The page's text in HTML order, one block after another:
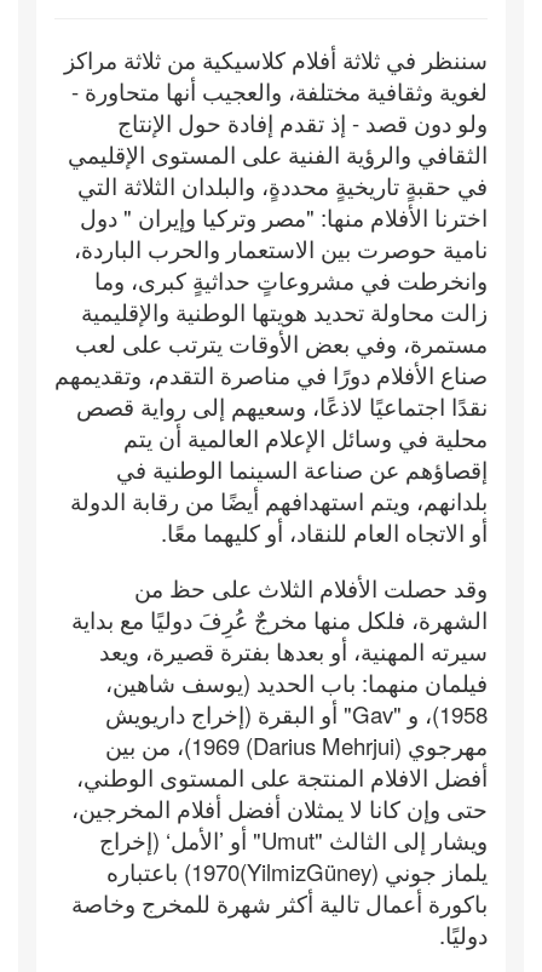
سننظر في ثلاثة أفلام كلاسيكية من ثلاثة مراكز
لغوية وثقافية مختلفة، والعجيب أنها متحاورة -
ولو دون قصد - إذ تقدم إفادة حول الإنتاج
الثقافي والرؤية الفنية على المستوى الإقليمي
في حقبةٍ تاريخيةٍ محددةٍ، والبلدان الثلاثة التي
اخترنا الأفلام منها: "مصر وتركيا وإيران " دول
نامية حوصرت بين الاستعمار والحرب الباردة،
وانخرطت في مشروعاتٍ حداثيةٍ كبرى، وما
زالت محاولة تحديد هويتها الوطنية والإقليمية
مستمرة، وفي بعض الأوقات يترتب على لعب
صناع الأفلام دورًا في مناصرة التقدم، وتقديمهم
نقدًا اجتماعيًا لاذعًا، وسعيهم إلى رواية قصص
محلية في وسائل الإعلام العالمية أن يتم
إقصاؤهم عن صناعة السينما الوطنية في
بلدانهم، ويتم استهدافهم أيضًا من رقابة الدولة
أو الاتجاه العام للنقاد، أو كليهما معًا.
وقد حصلت الأفلام الثلاث على حظ من
الشهرة، فلكل منها مخرجٌ عُرِفَ دوليًا مع بداية
سيرته المهنية، أو بعدها بفترة قصيرة، ويعد
فيلمان منهما: باب الحديد (يوسف شاهين،
1958)، و "Gav" أو البقرة (إخراج داريويش
مهرجوي (Darius Mehrjui) 1969)، من بين
أفضل الافلام المنتجة على المستوى الوطني،
حتى وإن كانا لا يمثلان أفضل أفلام المخرجين،
ويشار إلى الثالث "Umut" أو ’الأمل‘ (إخراج
يلماز جوني (YilmizGüney)1970) باعتباره
باكورة أعمال تالية أكثر شهرة للمخرج وخاصة
دوليًا.